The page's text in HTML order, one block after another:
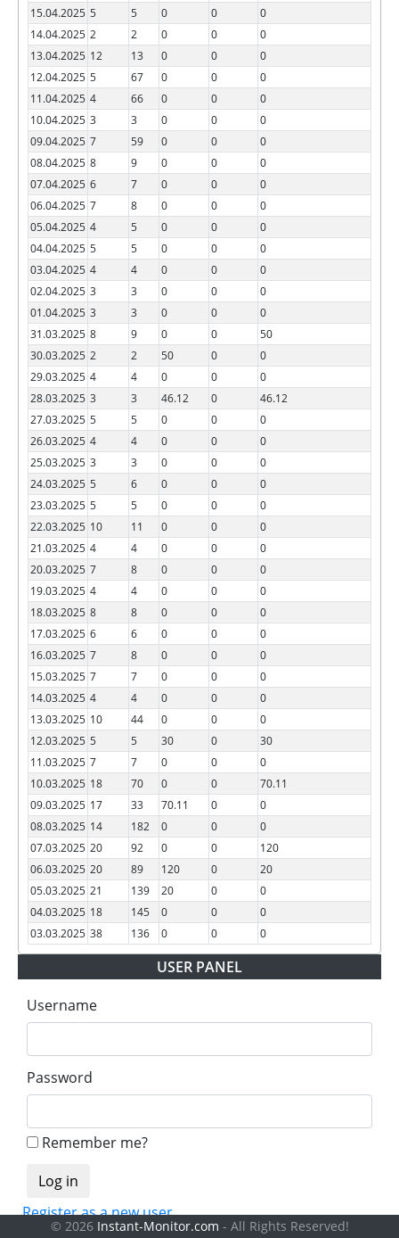
15.04.2025 5 5 0 0
0
14.04.2025 2 2 0 0
0
13.04.2025 12 13 0 0
0
12.04.2025 5 67 0 0
0
11.04.2025 4 66 0 0
0
10.04.2025 3 3 0 0
0
09.04.2025 7 59 0 0
0
08.04.2025 8 9 0 0
0
07.04.2025 6 7 0 0
0
06.04.2025 7 8 0 0
0
05.04.2025 4 5 0 0
0
04.04.2025 5 5 0 0
0
03.04.2025 4 4 0 0
0
02.04.2025 3 3 0 0
0
01.04.2025 3 3 0 0
0
31.03.2025 8 9 0 0
50
30.03.2025 2 2 50 0
0
29.03.2025 4 4 0 0
0
28.03.2025 3 3 46.12 0
46.12
27.03.2025 5 5 0 0
0
26.03.2025 4 4 0 0
0
25.03.2025 3 3 0 0
0
24.03.2025 5 6 0 0
0
23.03.2025 5 5 0 0
0
22.03.2025 10 11 0 0
0
21.03.2025 4 4 0 0
0
20.03.2025 7 8 0 0
0
19.03.2025 4 4 0 0
0
18.03.2025 8 8 0 0
0
17.03.2025 6 6 0 0
0
16.03.2025 7 8 0 0
0
15.03.2025 7 7 0 0
0
14.03.2025 4 4 0 0
0
13.03.2025 10 44 0 0
0
12.03.2025 5 5 30 0
30
11.03.2025 7 7 0 0
0
10.03.2025 18 70 0 0
70.11
09.03.2025 17 33 70.11 0
0
08.03.2025 14 182 0 0
0
07.03.2025 20 92 0 0
120
06.03.2025 20 89 120 0
20
05.03.2025 21 139 20 0
0
04.03.2025 18 145 0 0
0
03.03.2025 38 136 0 0 0
USER PANEL
Username
Password
Remember me?
Register as a new user
Forgot your password?
© 2026 Instant-Monitor.com - All Rights Reserved!